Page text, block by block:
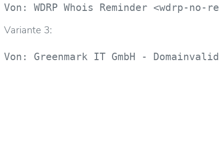
Von: WDRP Whois Reminder <wdrp-
Variante 3:
Von: Greenmark IT GmbH -